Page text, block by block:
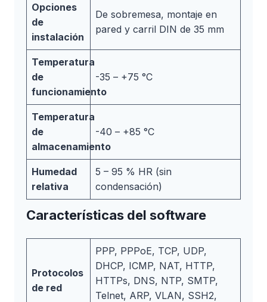
Opciones
de
instalación
De sobremesa, montaje en
pared y carril DIN de 35 mm
Temperatura
de
funcionamiento
-35 – +75 °C
Temperatura
de
almacenamiento
-40 – +85 °C
Humedad
relativa
5 – 95 % HR (sin
condensación)
Características del software
Protocolos
de red
PPP, PPPoE, TCP, UDP,
DHCP, ICMP, NAT, HTTP,
HTTPs, DNS, NTP, SMTP,
Telnet, ARP, VLAN, SSH2,